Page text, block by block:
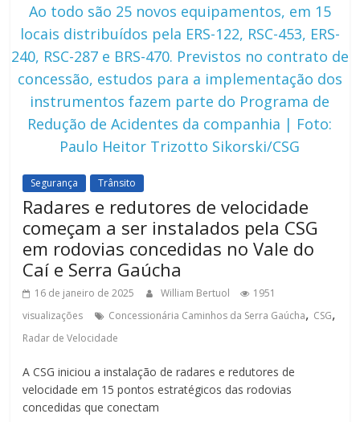
Ao todo são 25 novos equipamentos, em 15
locais distribuídos pela ERS-122, RSC-453, ERS-
240, RSC-287 e BRS-470. Previstos no contrato de
concessão, estudos para a implementação dos
instrumentos fazem parte do Programa de
Redução de Acidentes da companhia | Foto:
Paulo Heitor Trizotto Sikorski/CSG
Segurança Trânsito
Radares e redutores de velocidade
começam a ser instalados pela CSG
em rodovias concedidas no Vale do
Caí e Serra Gaúcha
16 de janeiro de 2025 William Bertuol
1951
visualizações
Concessionária Caminhos da Serra Gaúcha, CSG,
Radar de Velocidade
A CSG iniciou a instalação de radares e redutores de
velocidade em 15 pontos estratégicos das rodovias
concedidas que conectam